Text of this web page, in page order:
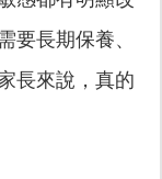
要長期保養、
長來說，真的